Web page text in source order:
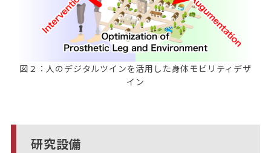
図２：人のデジタルツインを活用した身体モビリティデザ
イン
研究設備